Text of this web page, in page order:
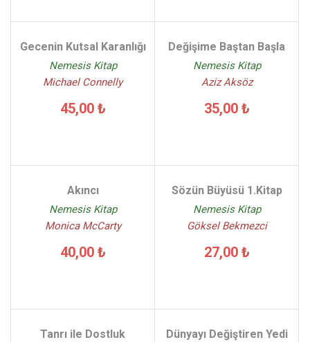
Gecenin Kutsal Karanlığı
Nemesis Kitap
Michael Connelly
45,00 ₺
Değişime Baştan Başla
Nemesis Kitap
Aziz Aksöz
35,00 ₺
Akıncı
Nemesis Kitap
Monica McCarty
40,00 ₺
Sözün Büyüsü 1.Kitap
Nemesis Kitap
Göksel Bekmezci
27,00 ₺
Tanrı ile Dostluk
Dünyayı Değiştiren Yedi